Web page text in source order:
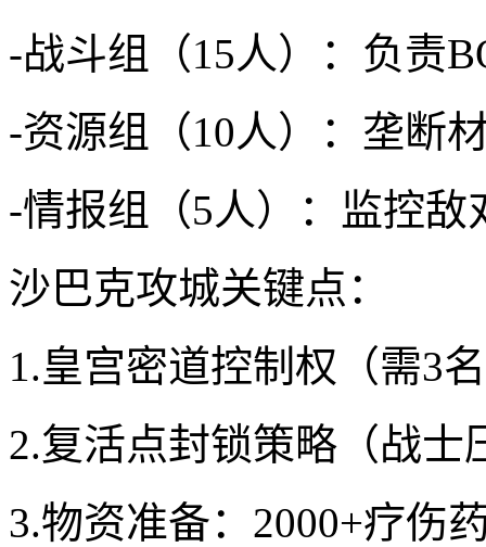
-战斗组（15人）：负责
-资源组（10人）：垄断
-情报组（5人）：监控敌
沙巴克攻城关键点：
1.皇宫密道控制权（需3
2.复活点封锁策略（战士
3.物资准备：2000+疗伤